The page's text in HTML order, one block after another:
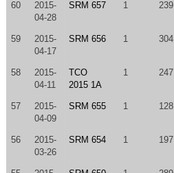
60
2015-
04-28
SRM 657 1 239
59
2015-
04-17
SRM 656 1 304
58
2015-
04-11
TCO
2015 1A
1 247
57
2015-
04-09
SRM 655 1 128
56
2015-
03-26
SRM 654 1 197